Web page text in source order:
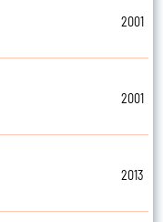
2001
2001
2013